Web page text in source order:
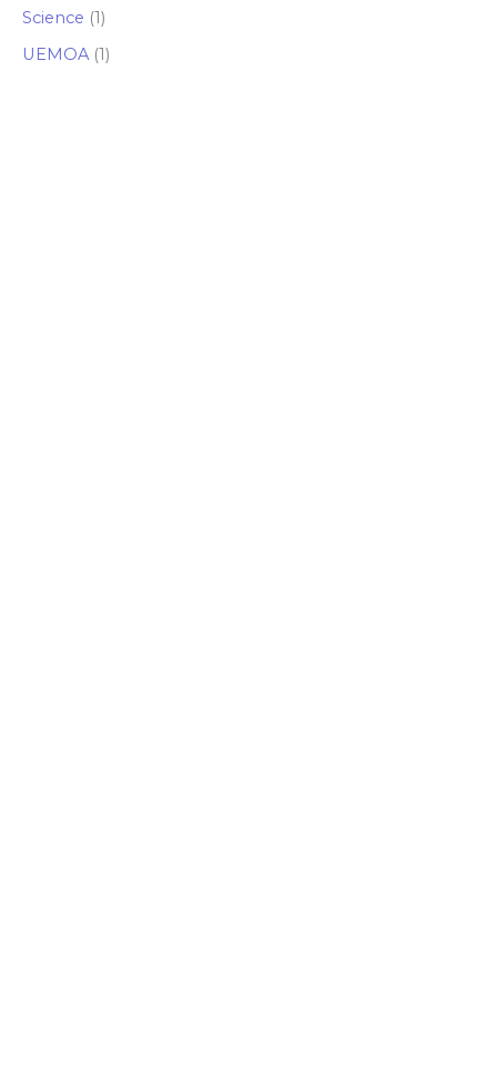
Science (1)
UEMOA(1)